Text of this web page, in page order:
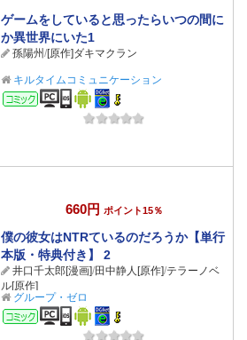
ゲームをしていると思ったらいつの間に
か異世界にいた1
孫陽州/[原作]ダキマクラン
キルタイムコミュニケーション
コミック
660円 ポイント15％
僕の彼女はNTRているのだろうか【単行
本版・特典付き】 2
井口千太郎[漫画]/田中静人[原作]/テラーノベ
ル[原作]
グループ・ゼロ
コミック